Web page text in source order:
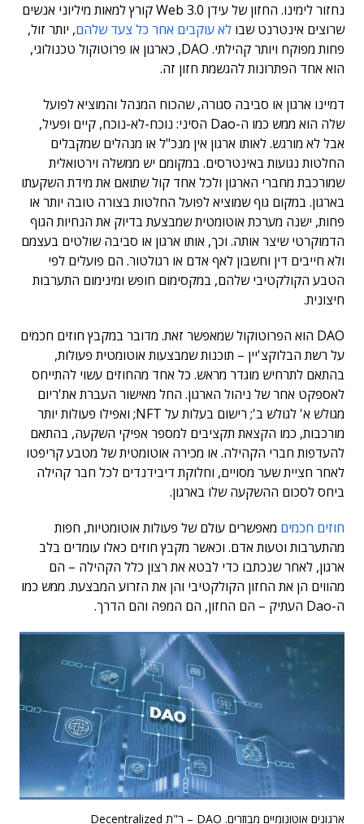
נחזור לימינו. החזון של עידן Web 3.0 קורץ למאות מיליוני אנשים
שרוצים אינטרנט שבו לא עוקבים אחר כל צעד שלהם, יותר זול,
פחות מפוקח ויותר קהילתי. DAO, כארגון או פרוטוקול טכנולוגי,
הוא אחד הפתרונות להגשמת חזון זה.
דמיינו ארגון או סביבה סגורה, שהכוח המנהל והמוציא לפועל
שלה הוא ממש כמו ה-Dao הסיני: נוכח-לא-נוכח, קיים ופעיל,
אבל לא מורגש. לאותו ארגון אין מנכ"ל או מנהלים שמקבלים
החלטות נגועות באינטרסים. במקומם יש ממשלה וירטואלית
שמורכבת מחברי הארגון ולכל אחד קול שתואם את מידת השקעתו
בארגון. במקום גוף שמוציא לפועל החלטות בצורה טובה יותר או
פחות, ישנה מערכת אוטומטית שמבצעת בדיוק את הנחיות הגוף
הדמוקרטי שיצר אותה. וכך, אותו ארגון או סביבה שולטים בעצמם
ולא חייבים דין וחשבון לאף אדם או רגולטור. הם פועלים לפי
הטבע הקולקטיבי שלהם, במקסימום חופש ומינימום התערבות
חיצונית.
DAO הוא הפרוטוקול שמאפשר זאת. מדובר במקבץ חוזים חכמים
על רשת הבלוקצ'יין – תוכנות שמבצעות אוטומטית פעולות,
בהתאם לתרחיש מוגדר מראש. כל אחד מהחוזים עשוי להתייחס
לאספקט אחר של ניהול הארגון. החל מאישור העברת את'ריום
מגולש א' לגולש ב'; רישום בעלות על NFT; ואפילו פעולות יותר
מורכבות, כמו הקצאת תקציבים למספר אפיקי השקעה, בהתאם
להעדפות חברי הקהילה. או מכירה אוטומטית של מטבע קריפטו
לאחר חציית שער מסויים, וחלוקת דיבידנדים לכל חבר קהילה
ביחס לסכום ההשקעה שלו בארגון.
חוזים חכמים מאפשרים עולם של פעולות אוטומטיות, חפות
מהתערבות וטעות אדם. וכאשר מקבץ חוזים כאלו עומדים בלב
ארגון, לאחר שנכתבו כדי לבטא את רצון כלל הקהילה – הם
מהווים הן את החזון הקולקטיבי והן את הזרוע המבצעת. ממש כמו
ה-Dao העתיק – הם החזון, הם המפה והם הדרך.
ארגונים אוטונומיים מבוזרים. DAO – ר"ת Decentralized